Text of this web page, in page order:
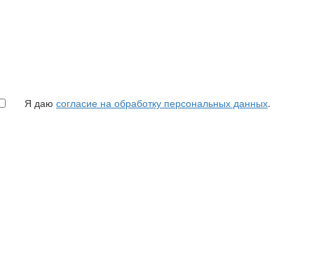
Я даю согласие на обработку персональных данных.